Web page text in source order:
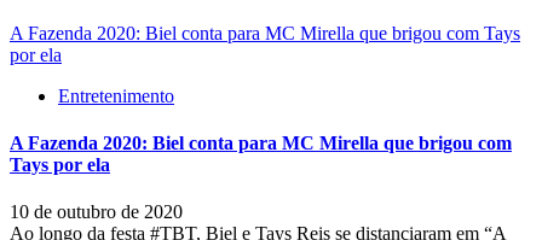
A Fazenda 2020: Biel conta para MC Mirella que brigou com Tays
por ela
Entretenimento
A Fazenda 2020: Biel conta para MC Mirella que brigou com
Tays por ela
10 de outubro de 2020
Ao longo da festa #TBT, Biel e Tays Reis se distanciaram em “A